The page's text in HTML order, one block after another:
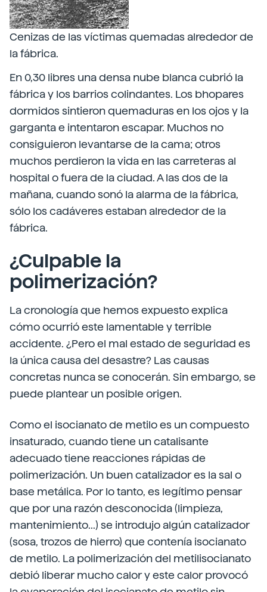
Cenizas de las víctimas quemadas alrededor de
la fábrica.
En 0,30 libres una densa nube blanca cubrió la
fábrica y los barrios colindantes. Los bhopares
dormidos sintieron quemaduras en los ojos y la
garganta e intentaron escapar. Muchos no
consiguieron levantarse de la cama; otros
muchos perdieron la vida en las carreteras al
hospital o fuera de la ciudad. A las dos de la
mañana, cuando sonó la alarma de la fábrica,
sólo los cadáveres estaban alrededor de la
fábrica.
¿Culpable la
polimerización?
La cronología que hemos expuesto explica
cómo ocurrió este lamentable y terrible
accidente. ¿Pero el mal estado de seguridad es
la única causa del desastre? Las causas
concretas nunca se conocerán. Sin embargo, se
puede plantear un posible origen.
Como el isocianato de metilo es un compuesto
insaturado, cuando tiene un catalisante
adecuado tiene reacciones rápidas de
polimerización. Un buen catalizador es la sal o
base metálica. Por lo tanto, es legítimo pensar
que por una razón desconocida (limpieza,
mantenimiento...) se introdujo algún catalizador
(sosa, trozos de hierro) que contenía isocianato
de metilo. La polimerización del metilisocianato
debió liberar mucho calor y este calor provocó